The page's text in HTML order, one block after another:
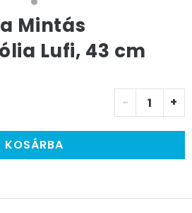
Mintás
Lufi, 43 cm
- +
KOSÁRBA